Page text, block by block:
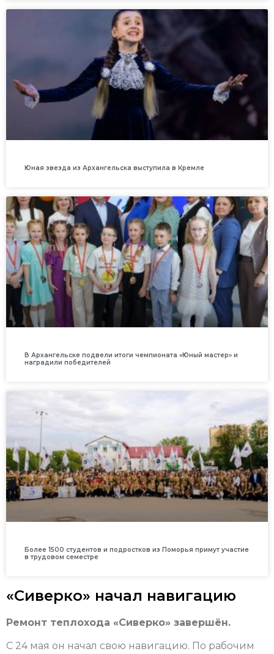
Юная звезда из Архангельска выступила в Кремле
В Архангельске подвели итоги чемпионата «Юный мастер» и
наградили победителей
Более 1500 студентов и подростков из Поморья примут участие
в трудовом семестре
«Сиверко» начал навигацию
Ремонт теплохода «Сиверко» завершён.
С 24 мая он начал свою навигацию. По рабочим